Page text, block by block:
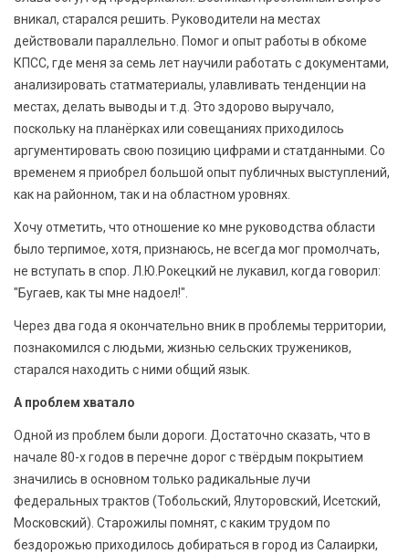
вникал, старался решить. Руководители на местах
действовали параллельно. Помог и опыт работы в обкоме
КПСС, где меня за семь лет научили работать с документами,
анализировать статматериалы, улавливать тенденции на
местах, делать выводы и т.д. Это здорово выручало,
поскольку на планёрках или совещаниях приходилось
аргументировать свою позицию цифрами и статданными. Со
временем я приобрел большой опыт публичных выступлений,
как на районном, так и на областном уровнях.
Хочу отметить, что отношение ко мне руководства области
было терпимое, хотя, признаюсь, не всегда мог промолчать,
не вступать в спор. Л.Ю.Рокецкий не лукавил, когда говорил:
"Бугаев, как ты мне надоел!".
Через два года я окончательно вник в проблемы территории,
познакомился с людьми, жизнью сельских тружеников,
старался находить с ними общий язык.
А проблем хватало
Одной из проблем были дороги. Достаточно сказать, что в
начале 80-х годов в перечне дорог с твёрдым покрытием
значились в основном только радикальные лучи
федеральных трактов (Тобольский, Ялуторовский, Исетский,
Московский). Старожилы помнят, с каким трудом по
бездорожью приходилось добираться в город из Салаирки,